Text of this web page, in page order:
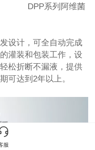
维菌
设计，可全自动完成
灌装和包装工作，设
松折断不漏液，提供
可达到2年以上。
服